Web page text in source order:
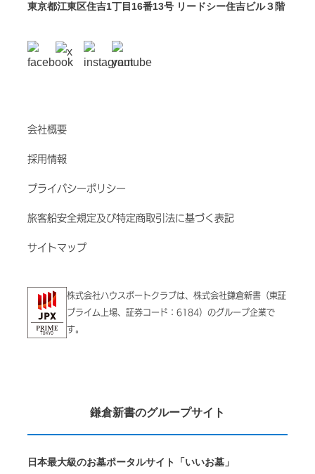
東京都江東区住吉1丁目16番13号 リードシー住吉ビル３階
会社概要
採用情報
プライバシーポリシー
旅客船安全規定及び特定商取引法に基づく表記
サイトマップ
株式会社ハウスボートクラブは、株式会社鎌倉新書（東証
プライム上場、証券コード：6184）のグループ企業で
す。
鎌倉新書のグループサイト
日本最大級のお墓ポータルサイト「いいお墓」